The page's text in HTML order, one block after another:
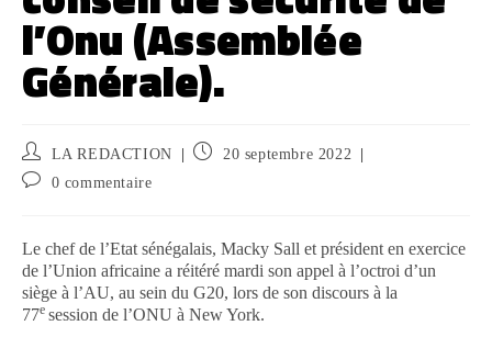
l’Onu (Assemblée
Générale).
LA REDACTION
20 septembre 2022
0 commentaire
Le chef de l’Etat sénégalais, Macky Sall et président en exercice
de l’Union africaine a réitéré mardi son appel à l’octroi d’un
siège à l’AU, au sein du G20, lors de son discours à la
77e session de l’ONU à New York.